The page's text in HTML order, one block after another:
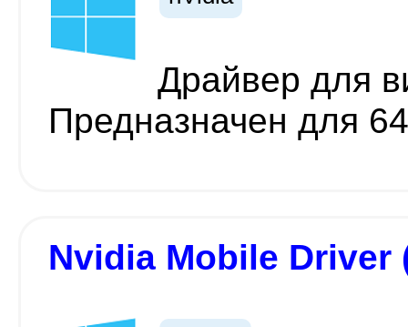
Драйвер для
Предназначен для
Nvidia Mobile Driver